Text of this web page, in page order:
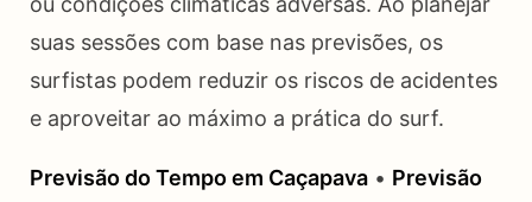
suas sessões com base nas previsões, os
surfistas podem reduzir os riscos de acidentes
e aproveitar ao máximo a prática do surf.
Previsão do Tempo em Caçapava • Previsão